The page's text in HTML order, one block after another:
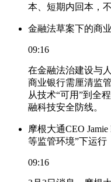
本、短期内回本，不
金融法草案下的商
09:16
在金融法治建设与
商业银行需厘清监
从技术“可用”到全
融科技安全防线。
摩根大通CEO
等监管环境”下运行
09:16